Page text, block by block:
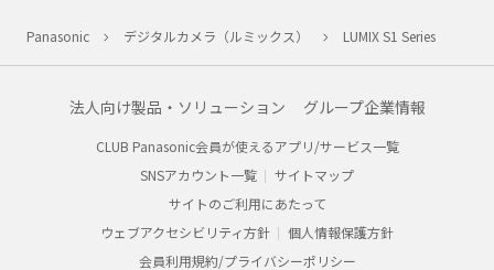
Panasonic デジタルカメラ（ルミックス） LUMIX S1 Series
法人向け製品・ソリューション グループ企業情報
CLUB Panasonic会員が使えるアプリ/サービス一覧
SNSアカウント一覧
サイトマップ
サイトのご利用にあたって
ウェブアクセシビリティ方針
個人情報保護方針
会員利用規約/プライバシーポリシー